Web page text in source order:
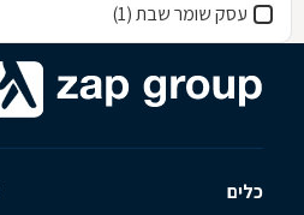
עסק שומר שבת (1)
כלים